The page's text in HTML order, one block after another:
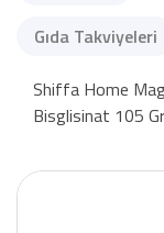
Gıda Takviyeleri
Shiffa Home
Bisglisinat 105